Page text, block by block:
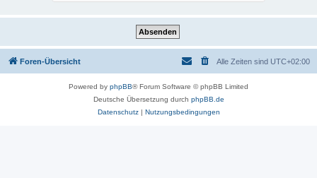
Foren-Übersicht Alle Zeiten sind UTC+02:00
Powered by phpBB® Forum Software © phpBB Limited
Deutsche Übersetzung durch phpBB.de
Datenschutz| Nutzungsbedingungen